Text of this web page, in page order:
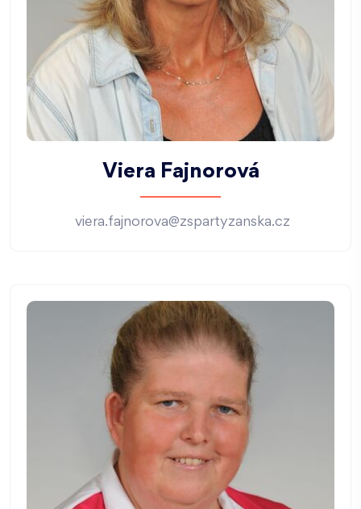
Viera Fajnorová
viera.fajnorova@zspartyzanska.cz